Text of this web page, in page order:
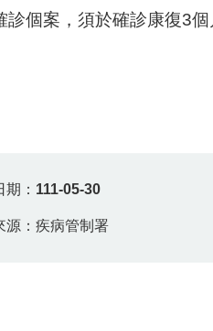
診個案，須於確診康復3個
： 111-05-30
源：疾病管制署